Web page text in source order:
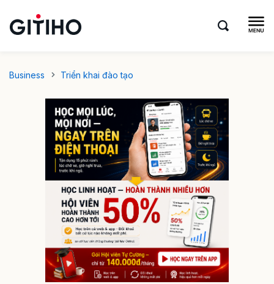
Business Triển khai đào tạo